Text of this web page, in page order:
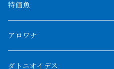
特価魚
アロワナ
クンパイ
ダトニオイデス